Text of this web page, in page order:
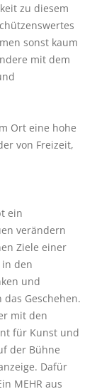
zu diesem
sonst kaum
mit dem
Ort eine hohe
von Freizeit,
ein
verändern
Ziele einer
den
und
Geschehen.
mit den
für Kunst und
der Bühne
Dafür
MEHR aus